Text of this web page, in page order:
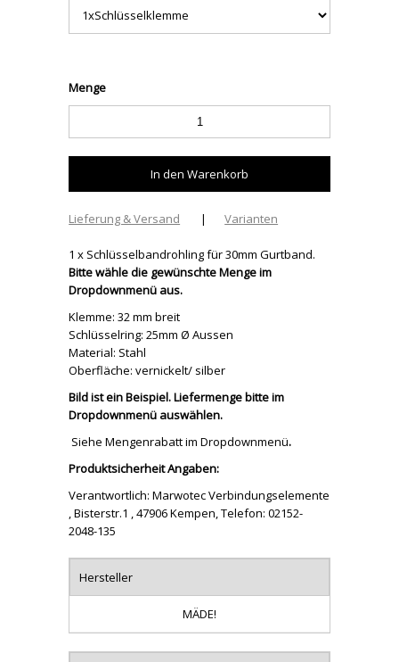
Menge
Lieferung & Versand | Varianten
1 x Schlüsselbandrohling für 30mm Gurtband.
Bitte wähle die gewünschte Menge im
Dropdownmenü aus.
Klemme: 32 mm breit
Schlüsselring: 25mm Ø Aussen
Material: Stahl
Oberfläche: vernickelt/ silber
Bild ist ein Beispiel. Liefermenge bitte im
Dropdownmenü auswählen.
Siehe Mengenrabatt im Dropdownmenü.
Produktsicherheit Angaben:
Verantwortlich: Marwotec Verbindungselemente
, Bisterstr.1 , 47906 Kempen, Telefon: 02152-
2048-135
Hersteller
MÄDE!